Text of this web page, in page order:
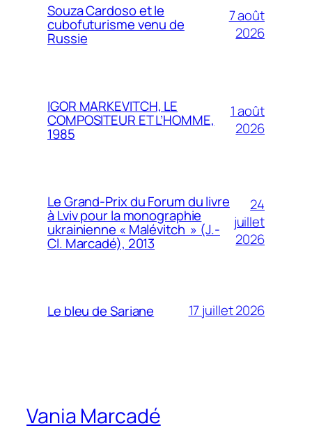
Souza Cardoso et le
cubofuturisme venu de
Russie
7 août
2026
IGOR MARKEVITCH, LE
COMPOSITEUR ET L’HOMME,
1985
1 août
2026
Le Grand-Prix du Forum du livre
à Lviv pour la monographie
ukrainienne « Malévitch » (J.-
Cl. Marcadé), 2013
24
juillet
2026
Le bleu de Sariane 17 juillet 2026
Vania Marcadé